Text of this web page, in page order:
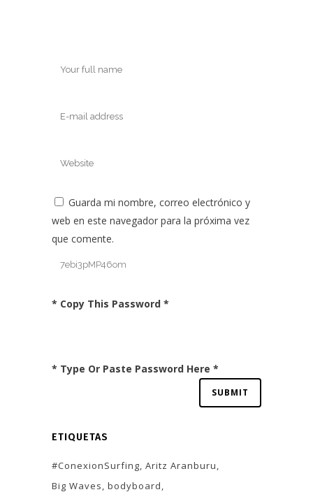
Guarda mi nombre, correo electrónico y
web en este navegador para la próxima vez
que comente.
* Copy This Password *
* Type Or Paste Password Here *
ETIQUETAS
#ConexionSurfing Aritz Aranburu
Big Waves bodyboard